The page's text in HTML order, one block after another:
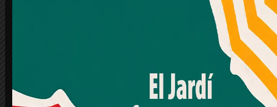
A post shared by elMercat (@mercatcultural)
Amb el seu acord, nosaltres fem servir galetes o
tecnologies similars per emmagatzemar, accedir i
processar dades personals com la seva visita a aquest lloc
web. Pot retirar el seu consentiment o oposar-se al
processament de dades basat en interessos legítims en
qualsevol moment fent clic a "Ajustos de cookies" o a la
nostra Política de privacitat en aquest lloc web. Si cliques
"acceptar" dones el teu consentiment